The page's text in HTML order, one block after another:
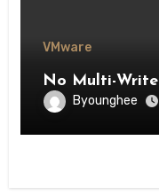
VMware
No Multi-
Byounghee